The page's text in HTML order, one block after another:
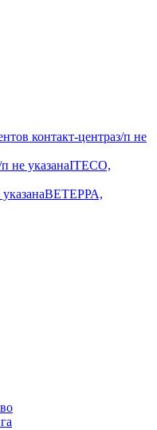
контакт-центраз/п не
п не указанаITECO,
ВЕТЕРРА,